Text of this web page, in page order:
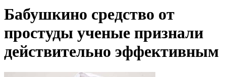
Бабушкино средство от
простуды ученые признали
действительно эффективным